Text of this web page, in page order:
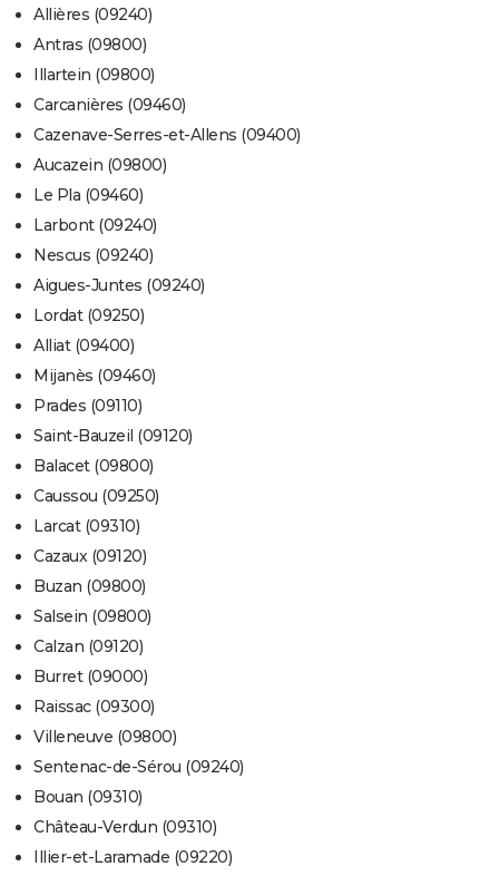
Allières (09240)
Antras (09800)
Illartein (09800)
Carcanières (09460)
Cazenave-Serres-et-Allens (09400)
Aucazein (09800)
Le Pla (09460)
Larbont (09240)
Nescus (09240)
Aigues-Juntes (09240)
Lordat (09250)
Alliat (09400)
Mijanès (09460)
Prades (09110)
Saint-Bauzeil (09120)
Balacet (09800)
Caussou (09250)
Larcat (09310)
Cazaux (09120)
Buzan (09800)
Salsein (09800)
Calzan (09120)
Burret (09000)
Raissac (09300)
Villeneuve (09800)
Sentenac-de-Sérou (09240)
Bouan (09310)
Château-Verdun (09310)
Illier-et-Laramade (09220)